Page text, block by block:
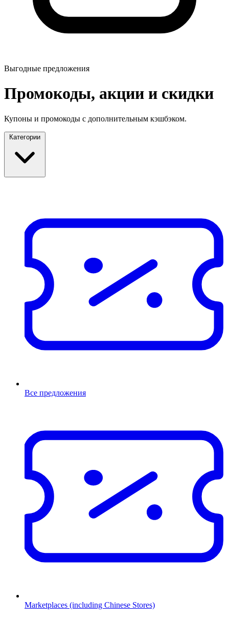
Выгодные предложения
Промокоды, акции и скидки
Купоны и промокоды с дополнительным кэшбэком.
Категории
Все предложения
Marketplaces (including Chinese Stores)